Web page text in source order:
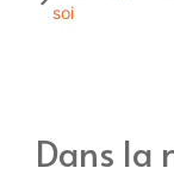
soi
Dans la